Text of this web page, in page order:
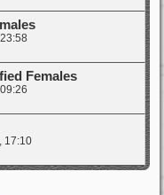
Females
17:10